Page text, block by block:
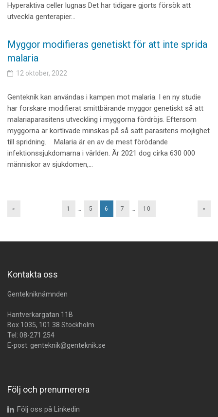
Hyperaktiva celler lugnas Det har tidigare gjorts försök att
utveckla genterapier…
Myggor modifieras genetiskt för att inte sprida
malaria
12 oktober, 2022
Genteknik kan användas i kampen mot malaria. I en ny studie
har forskare modifierat smittbärande myggor genetiskt så att
malariaparasitens utveckling i myggorna fördröjs. Eftersom
myggorna är kortlivade minskas på så sätt parasitens möjlighet
till spridning. Malaria är en av de mest förödande
infektionssjukdomarna i världen. År 2021 dog cirka 630 000
människor av sjukdomen,…
« 1 … 5 6 7 … 10 »
Kontakta oss
Gentekniknämnden
Hantverkargatan 11B
Box 1035, 101 38 Stockholm
Tel: 08-271 254
E-post: genteknik@genteknik.se
Följ och prenumerera
Följ oss på Linkedin